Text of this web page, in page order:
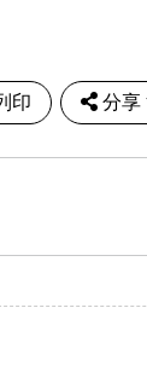
印 分享